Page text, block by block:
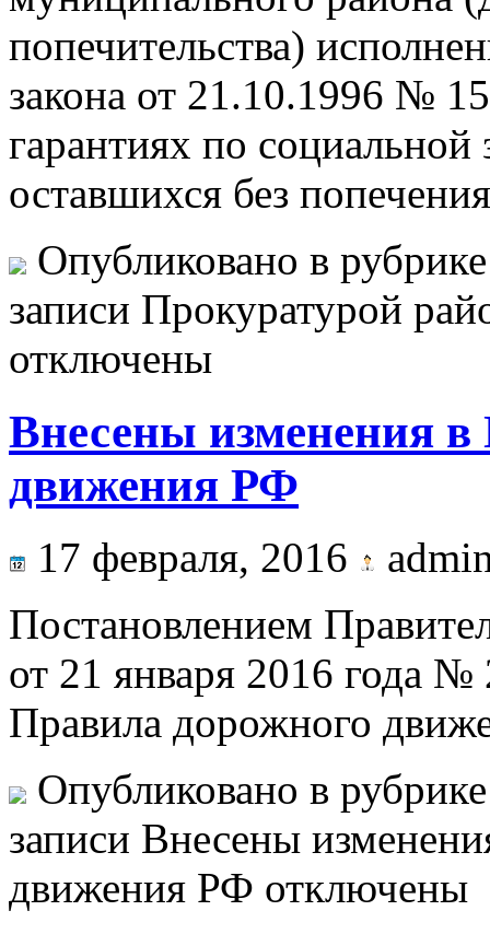
попечительства)
закона от 21.10.1996 №
гарантиях по социальной
оставшихся без
Опубликовано в
записи Прокуратурой
отключены
Внесены изменения
движения РФ
17 февраля, 2016
Постановлением
от 21 января 2016 года
Правила дорожного
Опубликовано в
записи Внесены
движения РФ отключены